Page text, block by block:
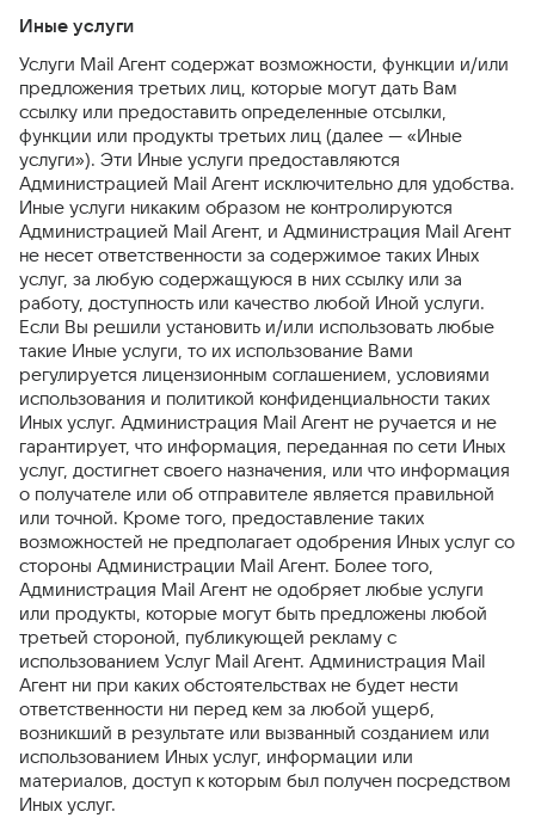
Иные услуги
Услуги Mail Агент содержат возможности, функции и/или
предложения третьих лиц, которые могут дать Вам
ссылку или предоставить определенные отсылки,
функции или продукты третьих лиц (далее — «Иные
услуги»). Эти Иные услуги предоставляются
Администрацией Mail Агент исключительно для удобства.
Иные услуги никаким образом не контролируются
Администрацией Mail Агент, и Администрация Mail Агент
не несет ответственности за содержимое таких Иных
услуг, за любую содержащуюся в них ссылку или за
работу, доступность или качество любой Иной услуги.
Если Вы решили установить и/или использовать любые
такие Иные услуги, то их использование Вами
регулируется лицензионным соглашением, условиями
использования и политикой конфиденциальности таких
Иных услуг. Администрация Mail Агент не ручается и не
гарантирует, что информация, переданная по сети Иных
услуг, достигнет своего назначения, или что информация
о получателе или об отправителе является правильной
или точной. Кроме того, предоставление таких
возможностей не предполагает одобрения Иных услуг со
стороны Администрации Mail Агент. Более того,
Администрация Mail Агент не одобряет любые услуги
или продукты, которые могут быть предложены любой
третьей стороной, публикующей рекламу с
использованием Услуг Mail Агент. Администрация Mail
Агент ни при каких обстоятельствах не будет нести
ответственности ни перед кем за любой ущерб,
возникший в результате или вызванный созданием или
использованием Иных услуг, информации или
материалов, доступ к которым был получен посредством
Иных услуг.